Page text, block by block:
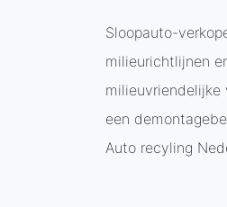
Sloopauto-
milieurichtlijnen
een
Auto recyling